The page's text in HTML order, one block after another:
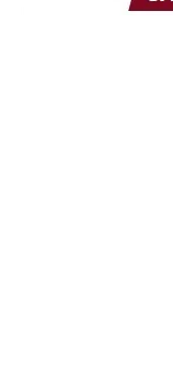
guinéenne depuis